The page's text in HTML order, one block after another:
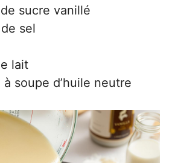
sucre vanillé
sel
lait
à soupe d’huile neutre